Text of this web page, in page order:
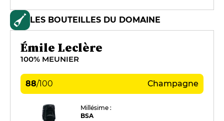
LES BOUTEILLES DU DOMAINE
Émile Leclère
100% MEUNIER
88/100 Champagne
Millésime :
BSA